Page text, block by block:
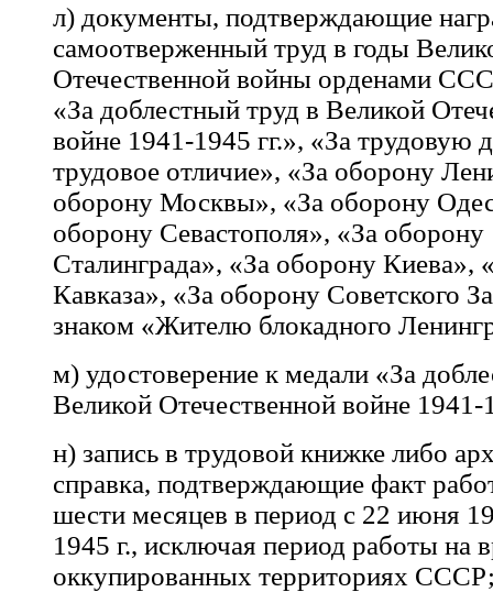
л) документы, подтверждающие
самоотверженный труд в годы
Отечественной войны орденами
«За доблестный труд в Великой
войне 1941-1945 гг.», «За трудовую
трудовое отличие», «За оборону
оборону Москвы», «За оборону
оборону Севастополя», «За оборону
Сталинграда», «За оборону Киева»,
Кавказа», «За оборону Советского
знаком «Жителю блокадного
м) удостоверение к медали «За
Великой Отечественной войне 1941-
н) запись в трудовой книжке либо
справка, подтверждающие факт
шести месяцев в период с 22 июня
1945 г., исключая период работы на
оккупированных территориях